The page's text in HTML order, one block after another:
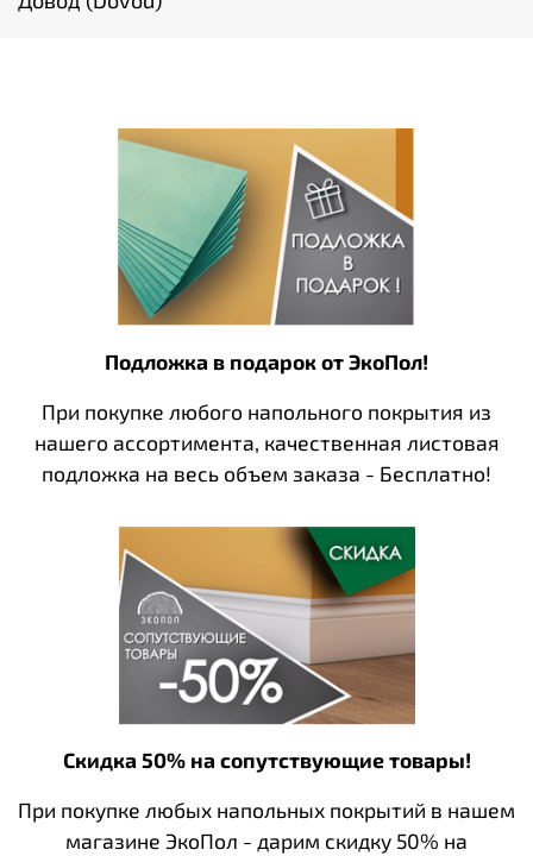
Подложка в подарок от ЭкоПол!
При покупке любого напольного покрытия из
нашего ассортимента, качественная листовая
подложка на весь объем заказа - Бесплатно!
Скидка 50% на сопутствующие товары!
При покупке любых напольных покрытий в нашем
магазине ЭкоПол - дарим скидку 50% на